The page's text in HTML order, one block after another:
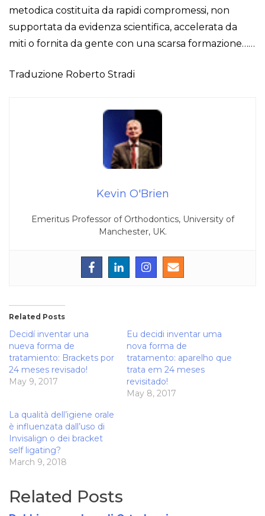
metodica costituita da rapidi compromessi, non
supportata da evidenza scientifica, accelerata da
miti o fornita da gente con una scarsa formazione……
Traduzione Roberto Stradi
Kevin O'Brien
Emeritus Professor of Orthodontics, University of
Manchester, UK.
Related Posts
Decidí inventar una
nueva forma de
tratamiento: Brackets por
24 meses revisado!
May 9, 2017
Eu decidi inventar uma
nova forma de
tratamento: aparelho que
trata em 24 meses
revisitado!
May 8, 2017
La qualità dell’igiene orale
è influenzata dall’uso di
Invisalign o dei bracket
self ligating?
March 9, 2018
Related Posts